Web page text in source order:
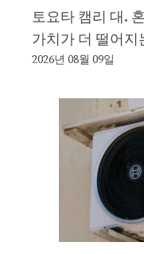
토요타 캠리 대.
가치가 더 떨어지
2026년 08월 09일